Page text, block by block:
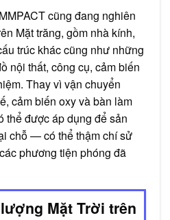
cũng đang nghiên
Mặt trăng, gồm nhà kính,
trúc khác cũng như những
nội thất, công cụ, cảm biến
Thay vì vận chuyển
cảm biến oxy và bàn làm
thể được áp dụng để sản
chỗ — có thể thậm chí sử
phương tiện phóng đã
Mặt Trời trên